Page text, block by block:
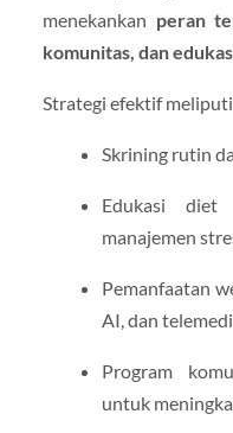
menekankan peran
komunitas, dan
Strategi efektif
Skrining rutin
Edukasi
manajemen
Pemanfaatan
AI, dan
Program
untuk